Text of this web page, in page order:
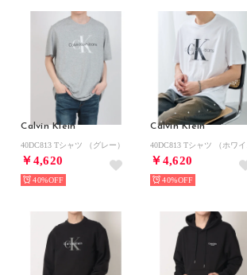
Calvin Klein
40DC813 Tシャツ （グレー）
￥4,620
40%
Calvin Klein
￥4,620
40%